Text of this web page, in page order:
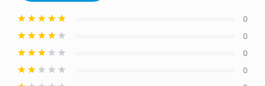
0
0
0
0